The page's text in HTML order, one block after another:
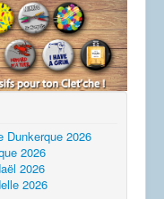
Dunkerque 2026
2026
2026
2026